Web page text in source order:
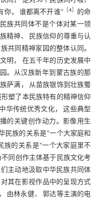
你， 谁都离不开谁” ［4
的命
族共同体不是个体对某一领
精神、 民族信仰的尊重与认
共同精神家园的整体认同。
明， 在五千年的历史发展中
。从汉族新年到蒙古族的那
萨满， 从苗族银饰到壮族蜀
塑了本民族特有的精神信仰
华传统优秀文化， 这些典型
的关键创作动力。影像用生
民族的关系是“一个大家庭和
族的关系是“一个大家庭里不
同创作主体基于民族文化考
主动地汲取中华民族共同体
其在影视作品中的呈现方式
由林永健、 郭达等主演的电